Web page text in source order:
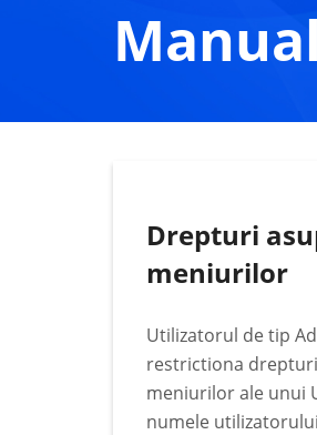
Drepturi
meniurilor
Utilizatorul de tip
restrictiona
meniurilor ale unui
numele